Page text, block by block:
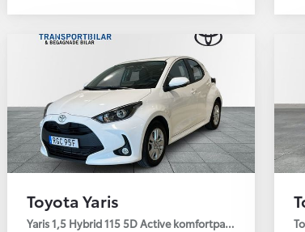
V-hjul
Toyota Yaris
Yaris 1,5 Hybrid 115 5D Active komfortpaket